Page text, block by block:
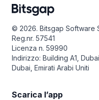
© 2026. Bitsgap Software
Reg.nr. 57541
Licenza n. 59990
Indirizzo: Building A1,
Dubai, Emirati Arabi Uniti
Scarica l’app